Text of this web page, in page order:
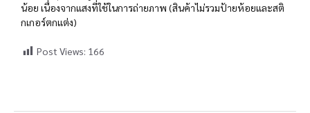
น้อย เนื่องจากแสงที่ใช้ในการถ่ายภาพ (สินค้าไม่รวมป้ายห้อยและสติ
กเกอร์ตกแต่ง)
Post Views: 166